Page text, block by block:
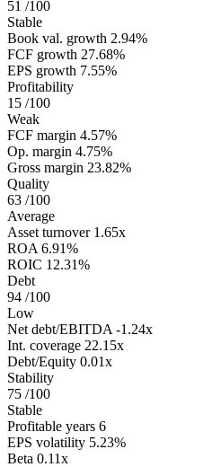
51 /100
Stable
Book val. growth 2.94%
FCF growth 27.68%
EPS growth 7.55%
Profitability
15 /100
Weak
FCF margin 4.57%
Op. margin 4.75%
Gross margin 23.82%
Quality
63 /100
Average
Asset turnover 1.65x
ROA 6.91%
ROIC 12.31%
Debt
94 /100
Low
Net debt/EBITDA -1.24x
Int. coverage 22.15x
Debt/Equity 0.01x
Stability
75 /100
Stable
Profitable years 6
EPS volatility 5.23%
Beta 0.11x